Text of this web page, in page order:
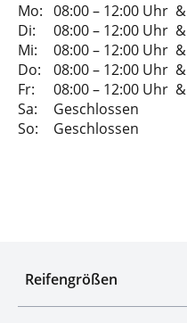
Mo: 08:00 – 12:00 Uhr &
Di:
08:00 – 12:00 Uhr &
Mi:
08:00 – 12:00 Uhr &
Do:
08:00 – 12:00 Uhr &
Fr:
08:00 – 12:00 Uhr &
Sa:
Geschlossen
So:
Geschlossen
Reifengrößen